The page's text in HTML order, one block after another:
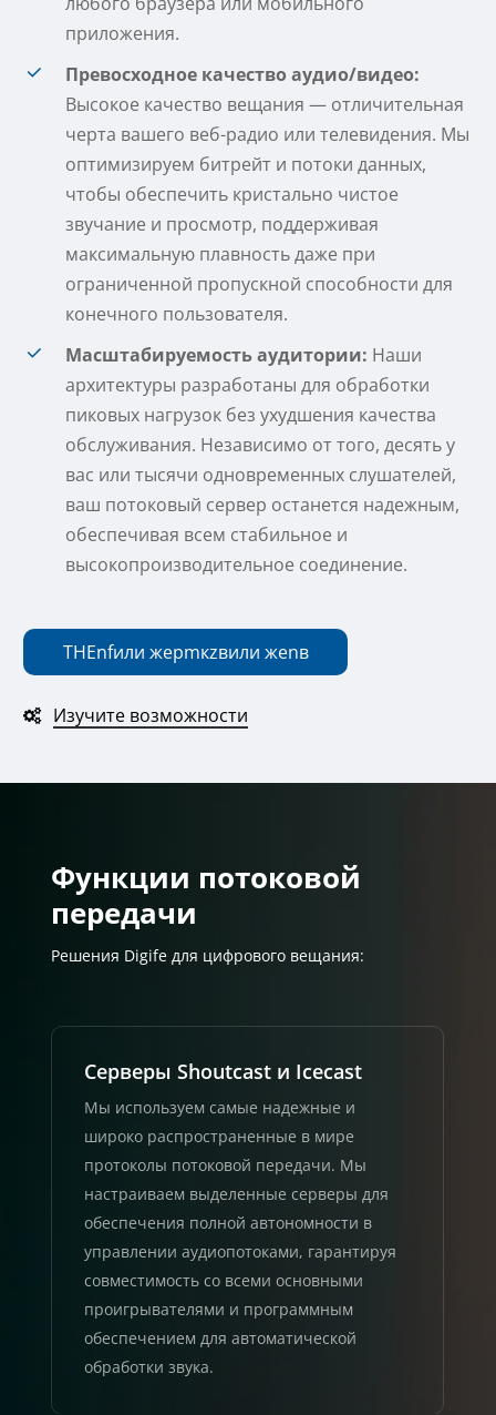
приложения.
Превосходное качество аудио/видео:
Высокое качество вещания — отличительная
черта вашего веб-радио или телевидения. Мы
оптимизируем битрейт и потоки данных,
чтобы обеспечить кристально чистое
звучание и просмотр, поддерживая
максимальную плавность даже при
ограниченной пропускной способности для
конечного пользователя.
Масштабируемость аудитории: Наши
архитектуры разработаны для обработки
пиковых нагрузок без ухудшения качества
обслуживания. Независимо от того, десять у
вас или тысячи одновременных слушателей,
ваш потоковый сервер останется надежным,
обеспечивая всем стабильное и
высокопроизводительное соединение.
THEnfили жерmкzвили жеnв
Изучите возможности
Функции потоковой
передачи
Решения Digife для цифрового вещания:
Серверы Shoutcast и Icecast
Мы используем самые надежные и
широко распространенные в мире
протоколы потоковой передачи. Мы
настраиваем выделенные серверы для
обеспечения полной автономности в
управлении аудиопотоками, гарантируя
совместимость со всеми основными
проигрывателями и программным
обеспечением для автоматической
обработки звука.